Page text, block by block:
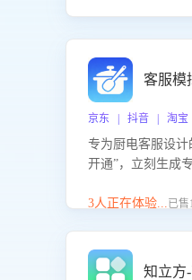
客服模
京东 | 抖音 | 淘宝
专为厨电客服设
开通”，立刻生成
能咨询”等真实场
3人正在体验...已售
知立方